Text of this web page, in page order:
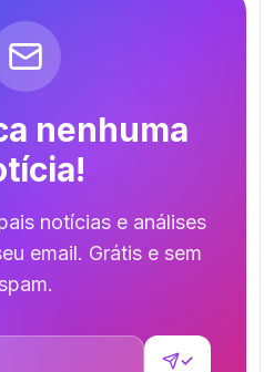
nenhuma
notícias e análises
email. Grátis e sem
spam.
✓